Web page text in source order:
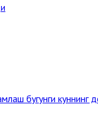
бугунги